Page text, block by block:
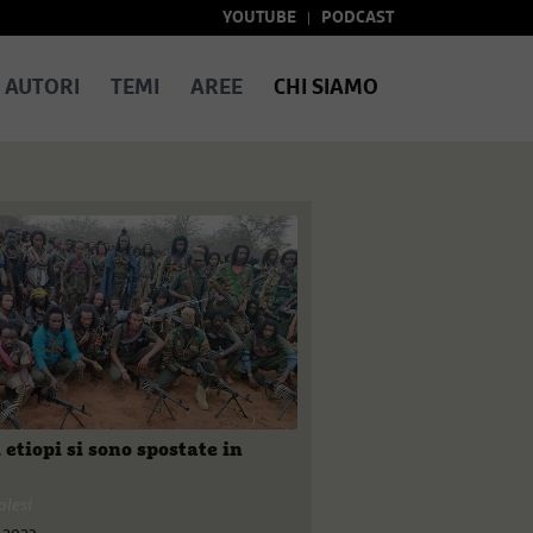
YOUTUBE PODCAST
AUTORI TEMI AREE CHI SIAMO
etiopi si sono spostate in